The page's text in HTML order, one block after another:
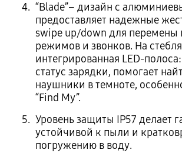
“Blade”– дизайн с
предоставляет надежные
swipe up/down для перемены
режимов и звонков. На
интегрированная LED-
статус зарядки, помогает
наушники в темноте,
“Find My”.
Уровень защиты IP57 делает
устойчивой к пыли и
погружению в воду.